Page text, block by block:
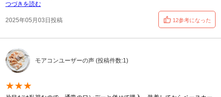
つづきを読む
2025年05月03日投稿 12参考になった
モアコンユーザーの声 (投稿件数:1)
★★★